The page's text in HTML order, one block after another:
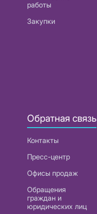
работы
Закупки
Обратная связь
Контакты
Пресс-центр
Офисы продаж
Обращения
граждан и
юридических лиц